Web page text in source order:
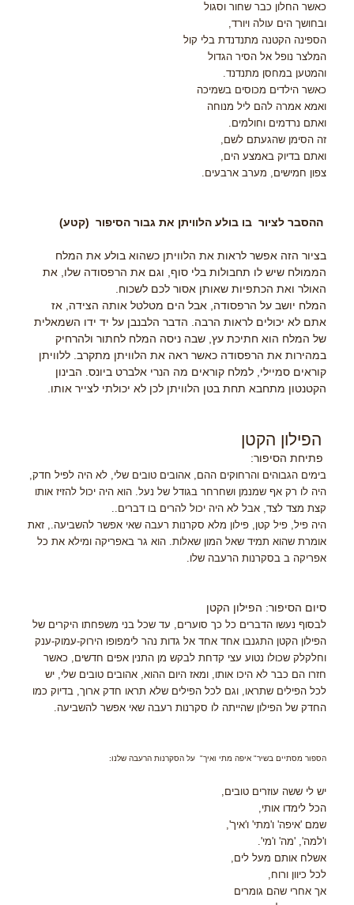
כאשר החלון כבר שחור וסגול
ובחושך הים עולה ויורד,
הספינה הקטנה מתנדנדת בלי קול
המלצר נופל אל הסיר הגדול
והמטען במחסן מתנדנד.
כאשר הילדים מכוסים בשמיכה
ואמא אמרה להם ליל מנוחה
ואתם נרדמים וחולמים.
זה הסימן שהגעתם לשם,
ואתם בדיוק באמצע הים,
צפון חמישים, מערב ארבעים.
ההסבר לציור בו בולע הלוויתן את גבור הסיפור (קטע)
בציור הזה אפשר לראות את הלוויתן כשהוא בולע את המלח
הממולח שיש לו תחבולות בלי סוף, וגם את הרפסודה שלו, את
האולר ואת הכתפיות שאותן אסור לכם לשכוח.
המלח יושב על הרפסודה, אבל הים מטלטל אותה הצידה, אז
אתם לא יכולים לראות הרבה. הדבר הלבנבן על יד ידו השמאלית
של המלח הוא חתיכת עץ, שבה ניסה המלח לחתור ולהרחיק
במהירות את הרפסודה כאשר ראה את הלוויתן מתקרב. ללוויתן
קוראים סמיילי, למלח קוראים מה הנרי אלברט ביונס. הבינון
הקטנטון מתחבא תחת בטן הלוויתן לכן לא יכולתי לצייר אותו.
הפילון הקטן
פתיחת הסיפור:
בימים הגבוהים והרחוקים ההם, אהובים טובים שלי, לא היה לפיל חדק,
היה לו רק אף שמנמן ושחרחר בגודל של נעל. הוא היה יכול להזיז אותו
קצת מצד לצד, אבל לא היה יכול להרים בו דברים..
היה פיל, פיל קטן, פילון מלא סקרנות רעבה שאי אפשר להשביעה., זאת
אומרת שהוא תמיד שאל המון שאלות. הוא גר באפריקה ומילא את כל
אפריקה ב בסקרנות הרעבה שלו.
סיום הסיפור: הפילון הקטן
לבסוף נעשו הדברים כל כך סוערים, עד שכל בני משפחתו היקרים של
הפילון הקטן התגנבו אחד אחד אל גדות נהר לימפופו הירוק-עמוק-ענק
וחלקלק שכולו נטוע עצי קדחת לבקש מן התנין אפים חדשים, כאשר
חזרו הם כבר לא היכו אותו, ומאז היום ההוא, אהובים טובים שלי, יש
לכל הפילים שתראו, וגם לכל הפילים שלא תראו חדק ארוך, בדיוק כמו
החדק של הפילון שהייתה לו סקרנות רעבה שאי אפשר להשביעה.
הספור מסתיים בשיר" איפה מתי ואיך" על הסקרנות הרעבה שלנו:
יש לי ששה עוזרים טובים,
הכל לימדו אותי,
שמם 'איפה' ו'מתי' ו'איך',
ו'למה', 'מה' ו'מי'.
אשלח אותם מעל לים,
לכל כיוון ורוח,
אך אחרי שהם גומרים